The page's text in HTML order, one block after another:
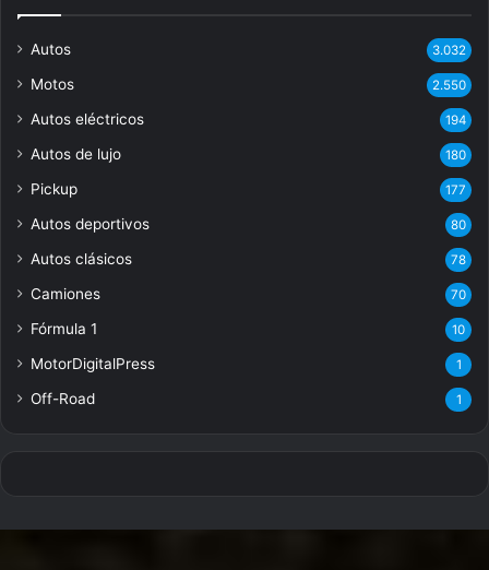
Autos 3.032
Motos 2.550
Autos eléctricos 194
Autos de lujo 180
Pickup 177
Autos deportivos 80
Autos clásicos 78
Camiones 70
Fórmula 1 10
MotorDigitalPress 1
Off-Road 1